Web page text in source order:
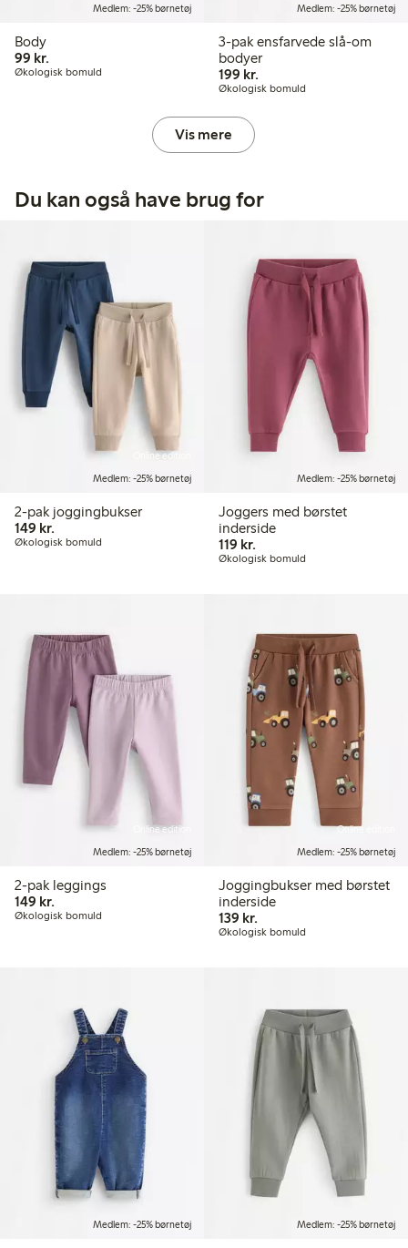
Medlem: -25% børnetøj
Body
99 kr.
Økologisk bomuld
Medlem: -25% børnetøj
3-pak ensfarvede slå-om
bodyer
199 kr.199,00 kr.
Økologisk bomuld
Vis mere
Du kan også have brug for
Online edition
Medlem: -25% børnetøj
2-pak joggingbukser
149 kr.
Økologisk bomuld
Medlem: -25% børnetøj
Joggers med børstet
inderside
119 kr.119,00 kr.
Økologisk bomuld
Online edition
Medlem: -25% børnetøj
2-pak leggings
149 kr.
Økologisk bomuld
Online edition
Medlem: -25% børnetøj
Joggingbukser med børstet
inderside
139 kr.
Økologisk bomuld
Medlem: -25% børnetøj Medlem: -25% børnetøj